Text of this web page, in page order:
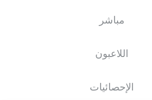
مباشر
اللاعبون
الإحصائيات